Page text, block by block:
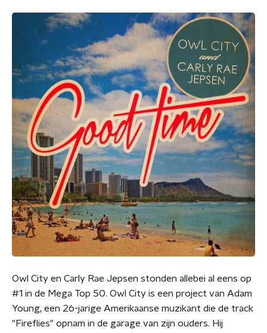
Owl City en Carly Rae Jepsen stonden allebei al eens op
#1 in de Mega Top 50. Owl City is een project van Adam
Young, een 26-jarige Amerikaanse muzikant die de track
"Fireflies" opnam in de garage van zijn ouders. Hij